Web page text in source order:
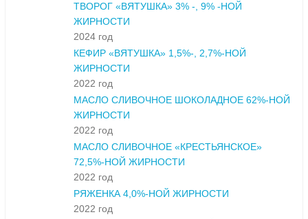
ТВОРОГ «ВЯТУШКА» 3% -, 9% -НОЙ
ЖИРНОСТИ
2024 год
КЕФИР «ВЯТУШКА» 1,5%-, 2,7%-НОЙ
ЖИРНОСТИ
2022 год
МАСЛО СЛИВОЧНОЕ ШОКОЛАДНОЕ 62%-НОЙ
ЖИРНОСТИ
2022 год
МАСЛО СЛИВОЧНОЕ «КРЕСТЬЯНСКОЕ»
72,5%-НОЙ ЖИРНОСТИ
2022 год
РЯЖЕНКА 4,0%-НОЙ ЖИРНОСТИ
2022 год